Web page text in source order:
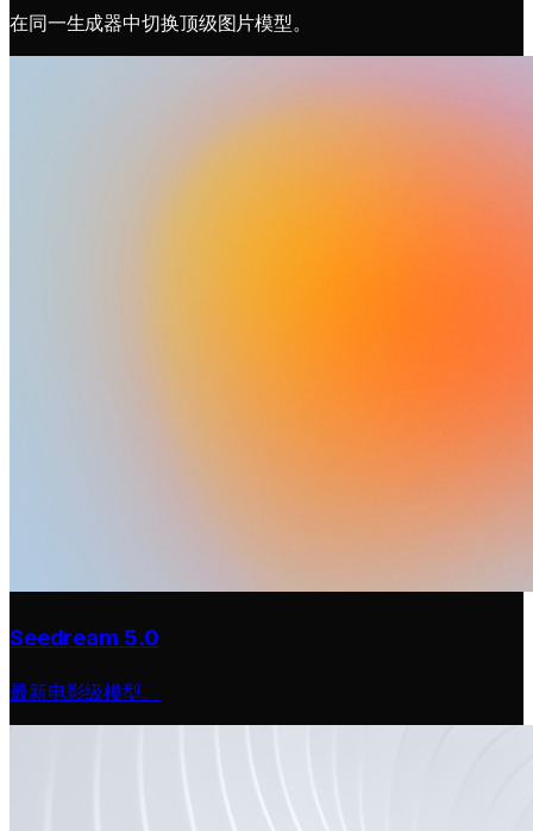
在同一生成器中切换顶级图片模型。
Seedream 5.0
最新电影级模型。